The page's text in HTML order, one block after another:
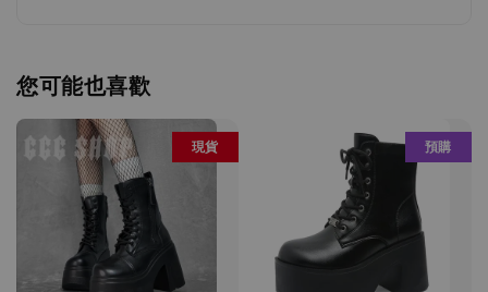
您可能也喜歡
現貨 預購